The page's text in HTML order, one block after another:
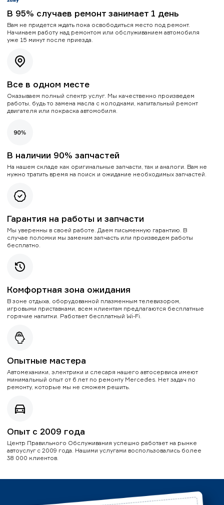
В 95% случаев ремонт занимает 1 день
Вам не придется ждать пока освободиться место под ремонт.
Начинаем работу над ремонтом или обслуживанием автомобиля
уже 15 минут после приезда.
Все в одном месте
Оказываем полный спектр услуг. Мы качественно произведем
работы, будь то замена масла с колодками, капитальный ремонт
двигателя или покраска автомобиля.
В наличии 90% запчастей
На нашем складе как оригинальные запчасти, так и аналоги. Вам не
нужно тратить время на поиск и ожидание необходимых запчастей.
Гарантия на работы и запчасти
Мы уверенны в своей работе. Даем письменную гарантию. В
случае поломки мы заменим запчасть или произведем работы
бесплатно.
Комфортная зона ожидания
В зоне отдыха, оборудованной плазменным телевизором,
игровыми приставками, всем клиентам предлагаются бесплатные
горячие напитки. Работает бесплатный Wi-Fi.
Опытные мастера
Автомеханики, электрики и слесаря нашего автосервиса имеют
минимальный опыт от 6 лет по ремонту Mercedes. Нет задач по
ремонту, которые мы не сможем решить.
Опыт с 2009 года
Центр Правильного Обслуживания успешно работает на рынке
автоуслуг с 2009 года. Нашими услугами воспользовались более
38 000 клиентов.